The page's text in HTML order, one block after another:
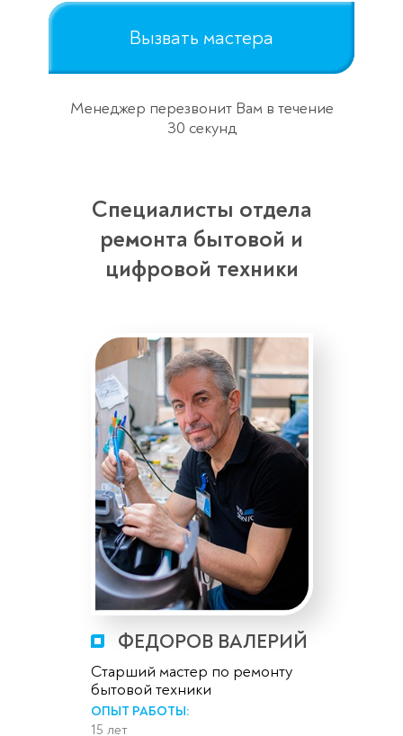
Вызвать мастера
Менеджер перезвонит Вам в течение
30 секунд
Специалисты отдела
ремонта бытовой и
цифровой техники
ФЕДОРОВ ВАЛЕРИЙ
Старший мастер по ремонту
бытовой техники
ОПЫТ РАБОТЫ:
15 лет